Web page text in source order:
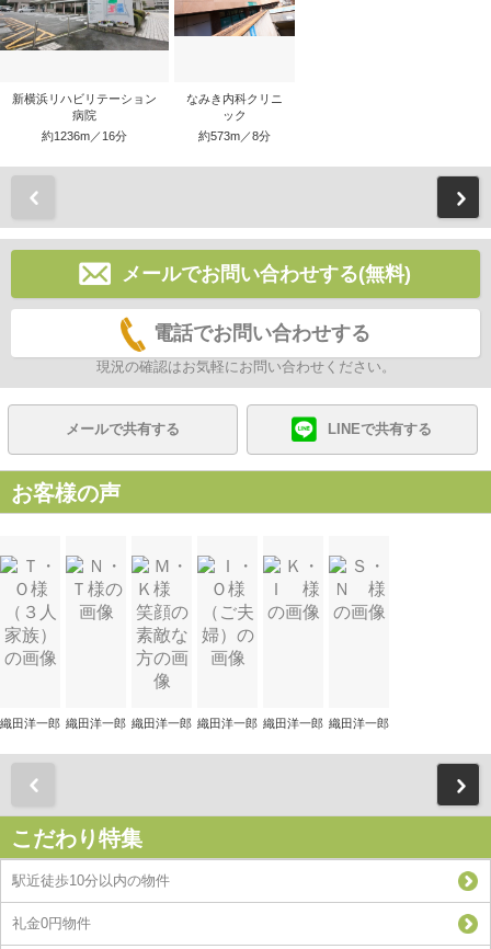
新横浜リハビリテーション
病院
約1236m／16分
なみき内科クリニ
ック
約573m／8分
メールでお問い合わせする(無料)
電話でお問い合わせする
現況の確認はお気軽にお問い合わせください。
メールで共有する LINEで共有する
お客様の声
織田洋一郎 織田洋一郎 織田洋一郎 織田洋一郎 織田洋一郎 織田洋一郎
こだわり特集
駅近徒歩10分以内の物件
礼金0円物件